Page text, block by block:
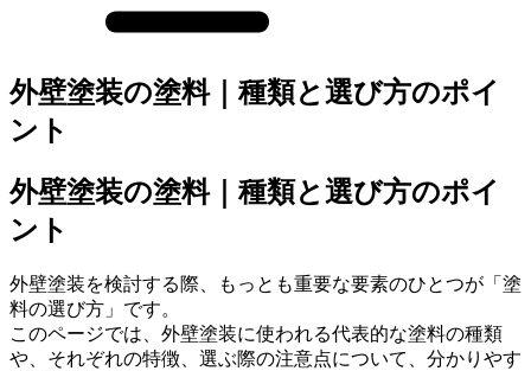
外壁塗装の塗料｜種類と選び方のポイ
ント
外壁塗装の塗料｜種類と選び方のポイ
ント
外壁塗装を検討する際、もっとも重要な要素のひとつが「塗
料の選び方」です。
このページでは、外壁塗装に使われる代表的な塗料の種類
や、それぞれの特徴、選ぶ際の注意点について、分かりやす